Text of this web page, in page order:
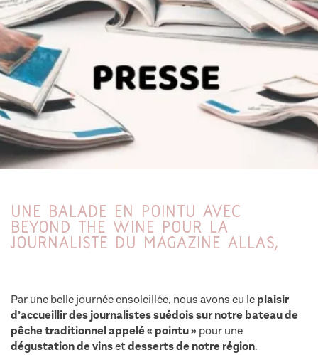
Une balade en Pointu avec
Beyond The Wine pour la
journaliste du Magazine Allas,
Par une belle journée ensoleillée, nous avons eu leplaisir
d’accueillir des journalistes suédois sur notre bateau de
pêche traditionnel appelé « pointu » pour une
dégustation de vinsetdesserts de notre région.